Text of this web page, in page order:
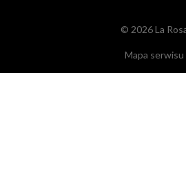
© 2026 La
Mapa serwisu